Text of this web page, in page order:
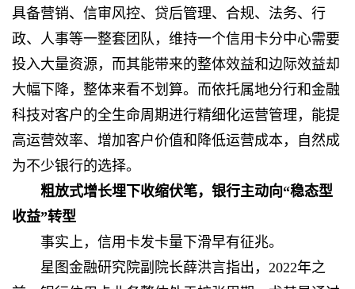
具备营销、信审风控、贷后管理、合规、法务、行
政、人事等一整套团队，维持一个信用卡分中心需要
投入大量资源，而其能带来的整体效益和边际效益却
大幅下降，整体来看不划算。而依托属地分行和金融
科技对客户的全生命周期进行精细化运营管理，能提
高运营效率、增加客户价值和降低运营成本，自然成
为不少银行的选择。
粗放式增长埋下收缩伏笔，银行主动向“稳态型
收益”转型
事实上，信用卡发卡量下滑早有征兆。
星图金融研究院副院长薛洪言指出，2022年之